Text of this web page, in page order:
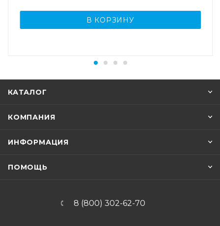
В КОРЗИНУ
КАТАЛОГ
КОМПАНИЯ
ИНФОРМАЦИЯ
ПОМОЩЬ
8 (800) 302-62-70